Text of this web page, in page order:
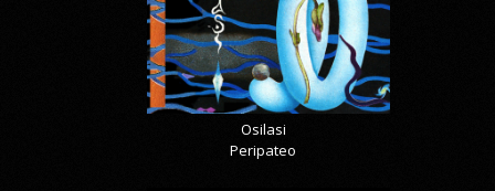
Osilasi
Peripateo